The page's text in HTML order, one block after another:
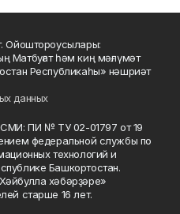
Ойоштороусылары:
Матбуғат һәм киң мәғлүмәт
Республикаһы» нәшриәт
данных
СМИ: ПИ № ТУ 02-01797 от 19
федеральной службы по
технологий и
Башкортостан.
хәбәрҙәре»
старше 16 лет.